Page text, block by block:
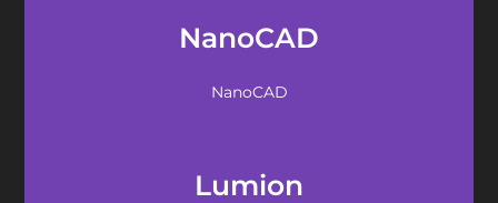
NanoCAD
NanoCAD
Lumion